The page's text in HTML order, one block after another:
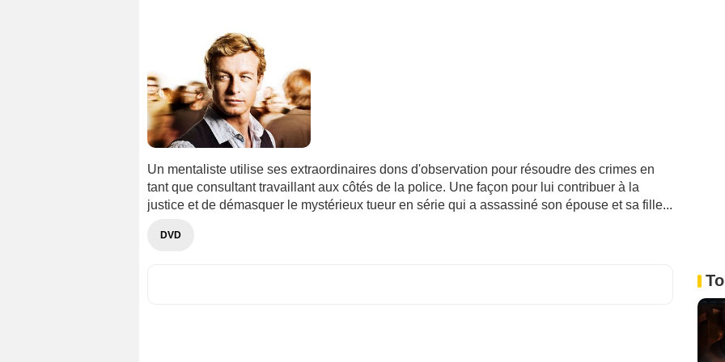
Un mentaliste utilise ses extraordinaires dons d'observation pour résoudre des crimes en
tant que consultant travaillant aux côtés de la police. Une façon pour lui contribuer à la
justice et de démasquer le mystérieux tueur en série qui a assassiné son épouse et sa fille...
DVD